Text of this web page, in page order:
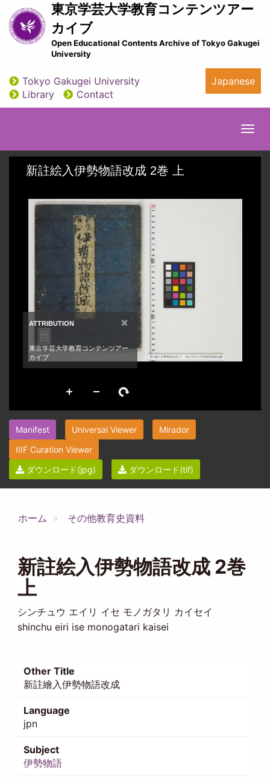
Skip
to
main
content
東京学芸大学教育コンテンツアー
カイブ
Open Educational Contents Archive of Tokyo Gakugei
University
utility
Tokyo Gakugei University
Library
Contact
Japanese
Manifest Universal Viewer
Mirador
IIIF Curation Viewer
ダウンロード(jpg)
ダウンロード(tif)
ホーム その他教育史資料
新註絵入伊勢物語改成 2巻
上
シンチュウ エイリ イセ モノガタリ カイセイ
shinchu eiri ise monogatari kaisei
Other Title
新註繪入伊勢物語改成
Language
jpn
Subject
伊勢物語